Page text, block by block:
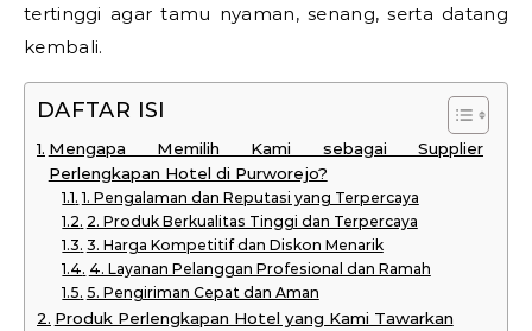
tertinggi agar tamu nyaman, senang, serta datang
kembali.
DAFTAR ISI
Mengapa Memilih Kami sebagai Supplier
Perlengkapan Hotel di Purworejo?
1. Pengalaman dan Reputasi yang Terpercaya
2. Produk Berkualitas Tinggi dan Terpercaya
3. Harga Kompetitif dan Diskon Menarik
4. Layanan Pelanggan Profesional dan Ramah
5. Pengiriman Cepat dan Aman
Produk Perlengkapan Hotel yang Kami Tawarkan